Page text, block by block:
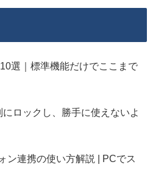
選｜標準機能だけでここまで
ロックし、勝手に使えないよ
ン連携の使い方解説 | PCでス